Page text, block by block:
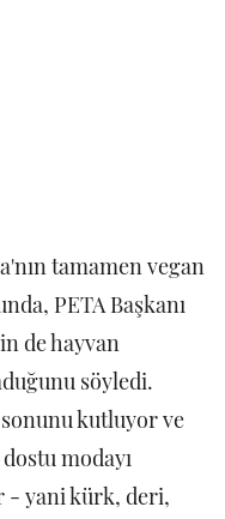
tamamen vegan
PETA Başkanı
de hayvan
söyledi.
kutluyor ve
modayı
- yani kürk, deri,